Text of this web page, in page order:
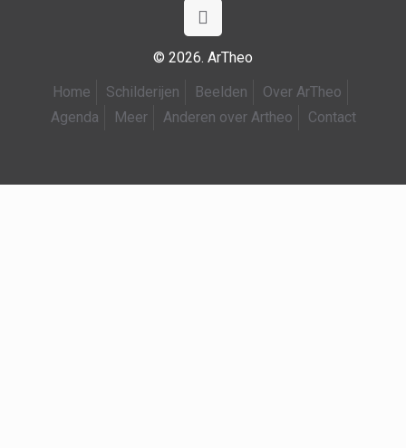
© 2026. ArTheo
Home
Schilderijen Beelden
Over ArTheo
Agenda
Meer Anderen over Artheo Contact